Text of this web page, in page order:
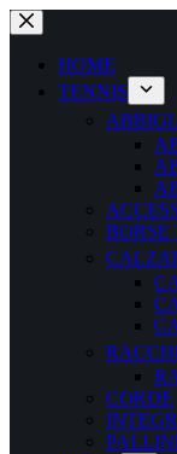
Salta
al
contenutoHOME
TENNIS
BORSE
CORDE